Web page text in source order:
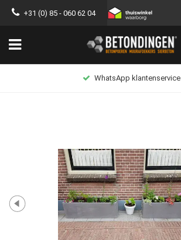
+31 (0) 85 - 060 62 04
WhatsApp klantenservice